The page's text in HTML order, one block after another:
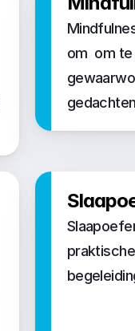
om  om